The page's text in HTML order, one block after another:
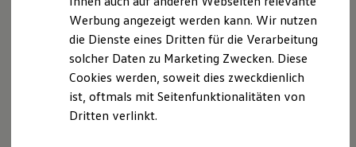
GTI Kollektion
Fußball Drop
we drive football
#wedriveproud
Besitzer und Service
Software Updates
Service und Ersatzteile
Werbung angezeigt werden kann. Wir nutzen
die Dienste eines Dritten für die Verarbeitung
solcher Daten zu Marketing Zwecken. Diese
Cookies werden, soweit dies zweckdienlich
ist, oftmals mit Seitenfunktionalitäten von
Dritten verlinkt.